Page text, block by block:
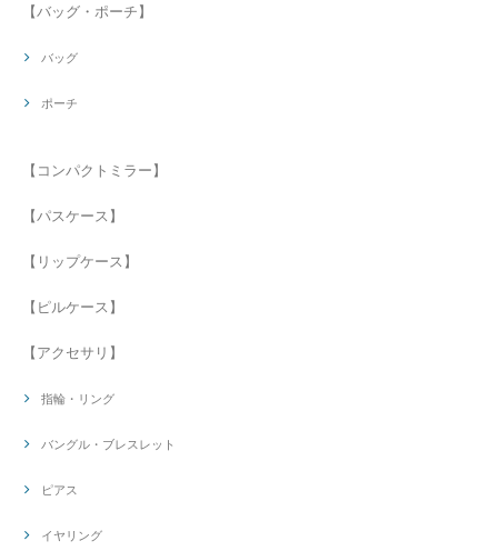
【バッグ・ポーチ】
バッグ
ポーチ
【コンパクトミラー】
【パスケース】
【リップケース】
【ピルケース】
【アクセサリ】
指輪・リング
バングル・ブレスレット
ピアス
イヤリング